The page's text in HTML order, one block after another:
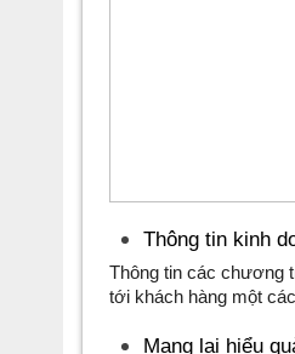
Thông tin kinh
Thông tin các chương
tới khách hàng một
Mang lại hiểu